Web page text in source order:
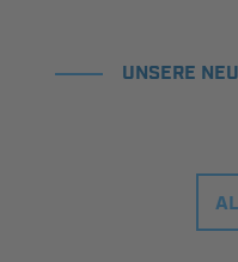
UNSERE